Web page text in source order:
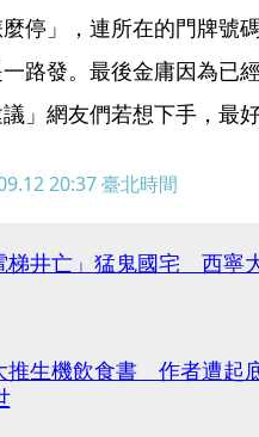
麼停」，連所在的門牌號
路發。最後金庸因為已
」網友們若想下手，最
20:37臺北時間
梯井亡」猛鬼國宅 西寧
推生機飲食書 作者遭起